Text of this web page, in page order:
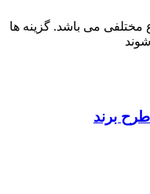
مختلفی می باشد. گزینه ها